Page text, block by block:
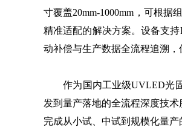
寸覆盖20mm-1000mm，可根
精准适配的解决方案。设备支
动补偿与生产数据全流程追溯
作为国内工业级UVLED光固
发到量产落地的全流程深度技
完成从小试、中试到规模化量